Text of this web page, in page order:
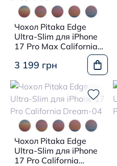
Чохол Pitaka Edge
Ultra-Slim для iPhone
17 Pro Max California
3 199 грн
Чохол Pitaka Edge
Ultra-Slim для iPhone
17 Pro California